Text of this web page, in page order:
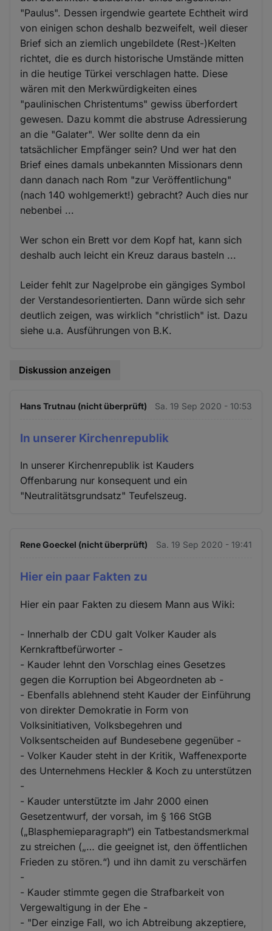
"Paulus". Dessen irgendwie geartete Echtheit wird
von einigen schon deshalb bezweifelt, weil dieser
Brief sich an ziemlich ungebildete (Rest-)Kelten
richtet, die es durch historische Umstände mitten
in die heutige Türkei verschlagen hatte. Diese
wären mit den Merkwürdigkeiten eines
"paulinischen Christentums" gewiss überfordert
gewesen. Dazu kommt die abstruse Adressierung
an die "Galater". Wer sollte denn da ein
tatsächlicher Empfänger sein? Und wer hat den
Brief eines damals unbekannten Missionars denn
dann danach nach Rom "zur Veröffentlichung"
(nach 140 wohlgemerkt!) gebracht? Auch dies nur
nebenbei ...
Wer schon ein Brett vor dem Kopf hat, kann sich
deshalb auch leicht ein Kreuz daraus basteln ...
Leider fehlt zur Nagelprobe ein gängiges Symbol
der Verstandesorientierten. Dann würde sich sehr
deutlich zeigen, was wirklich "christlich" ist. Dazu
siehe u.a. Ausführungen von B.K.
Diskussion anzeigen
Hans Trutnau (nicht überprüft) Sa. 19 Sep 2020 - 10:53
In unserer Kirchenrepublik
In unserer Kirchenrepublik ist Kauders
Offenbarung nur konsequent und ein
"Neutralitätsgrundsatz" Teufelszeug.
Rene Goeckel (nicht überprüft) Sa. 19 Sep 2020 - 19:41
Hier ein paar Fakten zu
Hier ein paar Fakten zu diesem Mann aus Wiki:
- Innerhalb der CDU galt Volker Kauder als
Kernkraftbefürworter -
- Kauder lehnt den Vorschlag eines Gesetzes
gegen die Korruption bei Abgeordneten ab -
- Ebenfalls ablehnend steht Kauder der Einführung
von direkter Demokratie in Form von
Volksinitiativen, Volksbegehren und
Volksentscheiden auf Bundesebene gegenüber -
- Volker Kauder steht in der Kritik, Waffenexporte
des Unternehmens Heckler & Koch zu unterstützen
-
- Kauder unterstützte im Jahr 2000 einen
Gesetzentwurf, der vorsah, im § 166 StGB
(„Blasphemieparagraph“) ein Tatbestandsmerkmal
zu streichen („… die geeignet ist, den öffentlichen
Frieden zu stören.“) und ihn damit zu verschärfen
-
- Kauder stimmte gegen die Strafbarkeit von
Vergewaltigung in der Ehe -
- "Der einzige Fall, wo ich Abtreibung akzeptiere,